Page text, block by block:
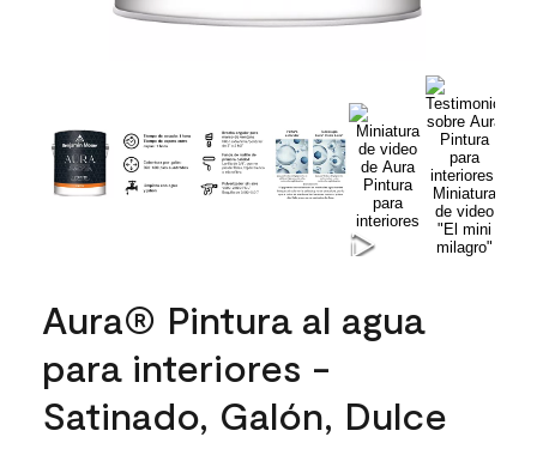
Aura® Pintura al agua
para interiores -
Satinado, Galón, Dulce